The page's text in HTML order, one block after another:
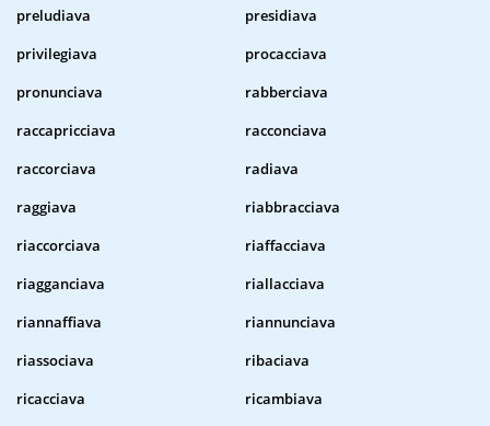
preludiava
presidiava
privilegiava
procacciava
pronunciava
rabberciava
raccapricciava
racconciava
raccorciava
radiava
raggiava
riabbracciava
riaccorciava
riaffacciava
riagganciava
riallacciava
riannaffiava
riannunciava
riassociava
ribaciava
ricacciava
ricambiava